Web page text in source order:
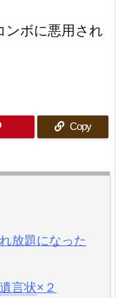
ンボに悪用され
Copy
放題になった
遺言状×２